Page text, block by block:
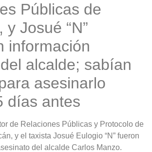
Públicas de
y Josué “N”
información
alcalde; sabían
asesinarlo
días antes
de Relaciones Públicas y Protocolo de
y el taxista Josué Eulogio “N” fueron
del alcalde Carlos Manzo.